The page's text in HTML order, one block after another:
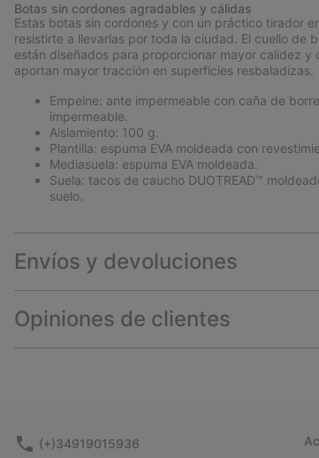
Botas sin cordones agradables y cálidas
Estas botas sin cordones y con un práctico tirador
resistirte a llevarlas por toda la ciudad. El cuello de
están diseñados para proporcionar mayor calidez
aportan mayor tracción en superficies resbaladizas.
Empeine: ante impermeable con caña de
impermeable.
Aislamiento: 100 g.
Plantilla: espuma EVA moldeada con
Mediasuela: espuma EVA moldeada.
Suela: tacos de caucho DUOTREAD™
suelo.
Envíos y devoluciones
Opiniones de clientes
(+)34919015936